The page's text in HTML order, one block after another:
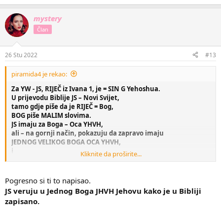
mystery
Član
26 Stu 2022 #13
piramida4 je rekao:
Za YW - JS, RIJEČ iz Ivana 1, je = SIN G Yehoshua.
U prijevodu Biblije JS – Novi Svijet,
tamo gdje piše da je RIJEČ = Bog,
BOG piše MALIM slovima.
JS imaju za Boga – Oca YHVH,
ali – na gornji način, pokazuju da zapravo imaju
JEDNOG VELIKOG BOGA OCA YHVH,
i
jednog malog bogića sina g yehoshuu.
Kliknite da proširite...
Pogresno si ti to napisao.
JS veruju u Jednog Boga JHVH Jehovu kako je u Bibliji
zapisano.